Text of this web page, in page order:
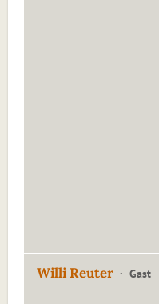
Willi Reuter Gast